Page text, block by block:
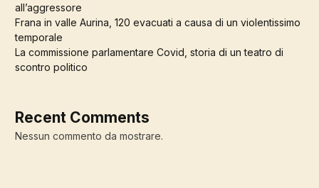
all’aggressore
Frana in valle Aurina, 120 evacuati a causa di un violentissimo
temporale
La commissione parlamentare Covid, storia di un teatro di
scontro politico
Recent Comments
Nessun commento da mostrare.